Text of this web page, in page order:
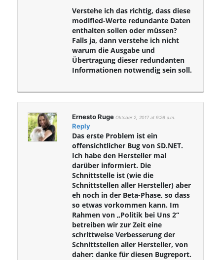
Verstehe ich das richtig, dass diese
modified-Werte redundante Daten
enthalten sollen oder müssen?
Falls ja, dann verstehe ich nicht
warum die Ausgabe und
Übertragung dieser redundanten
Informationen notwendig sein soll.
Ernesto Ruge Oktober 2, 2017 at 9:26 a.m.
Reply
Das erste Problem ist ein
offensichtlicher Bug von SD.NET.
Ich habe den Hersteller mal
darüber informiert. Die
Schnittstelle ist (wie die
Schnittstellen aller Hersteller) aber
eh noch in der Beta-Phase, so dass
so etwas vorkommen kann. Im
Rahmen von „Politik bei Uns 2“
betreiben wir zur Zeit eine
schrittweise Verbesserung der
Schnittstellen aller Hersteller, von
daher: danke für diesen Bugreport.